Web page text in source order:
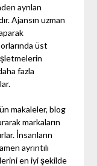
ayrılan
Ajansın uzman
üst
fazla
makaleler, blog
markaların
İnsanların
ayrıntılı
en iyi şekilde